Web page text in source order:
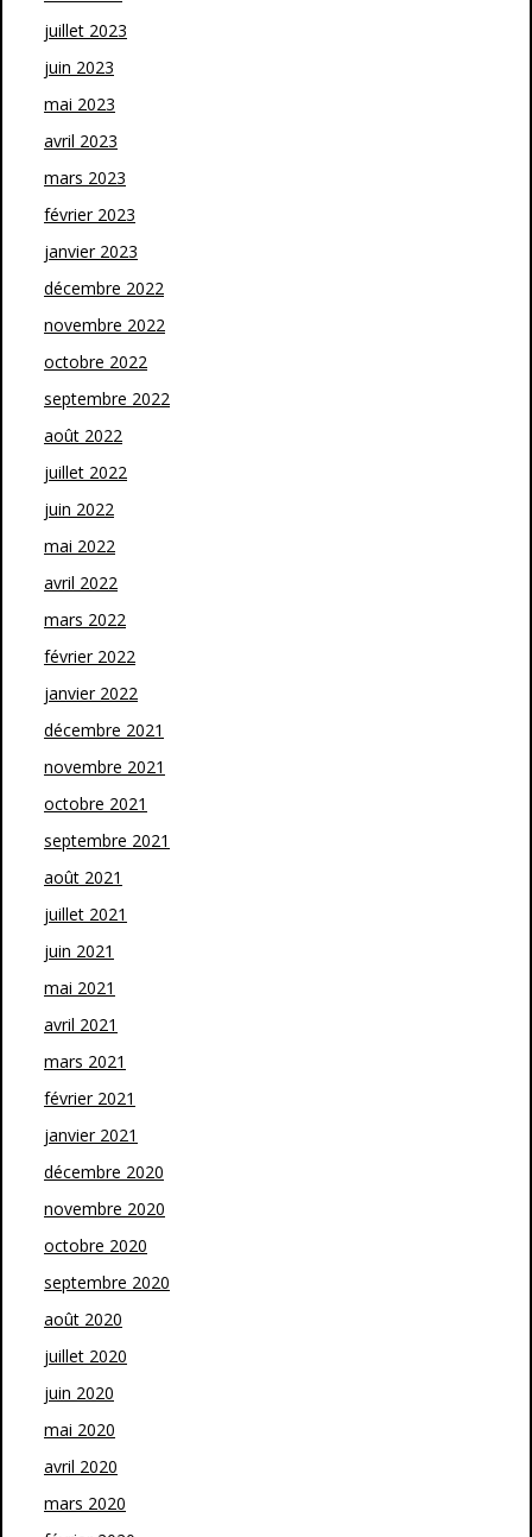
juillet 2023
juin 2023
mai 2023
avril 2023
mars 2023
février 2023
janvier 2023
décembre 2022
novembre 2022
octobre 2022
septembre 2022
août 2022
juillet 2022
juin 2022
mai 2022
avril 2022
mars 2022
février 2022
janvier 2022
décembre 2021
novembre 2021
octobre 2021
septembre 2021
août 2021
juillet 2021
juin 2021
mai 2021
avril 2021
mars 2021
février 2021
janvier 2021
décembre 2020
novembre 2020
octobre 2020
septembre 2020
août 2020
juillet 2020
juin 2020
mai 2020
avril 2020
mars 2020